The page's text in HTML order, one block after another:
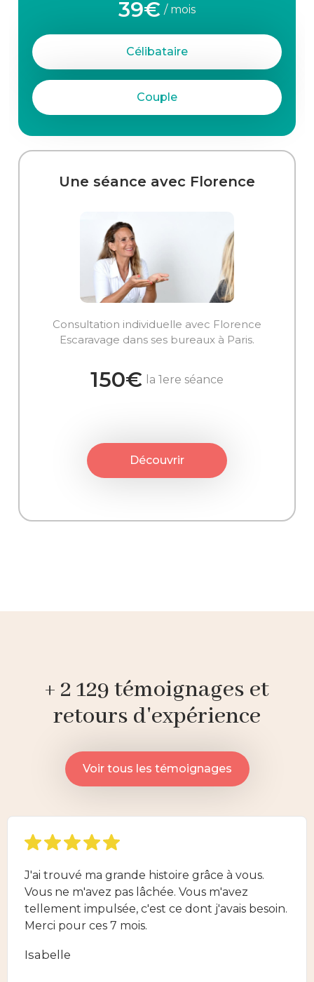
39€ / mois
Célibataire
Couple
Une séance avec Florence
Consultation individuelle avec Florence
Escaravage dans ses bureaux à Paris.
150€ la 1ere séance
Découvrir
+ 2 129 témoignages et
retours d'expérience
Voir tous les témoignages
J'ai trouvé ma grande histoire grâce à vous.
Vous ne m'avez pas lâchée. Vous m'avez
tellement impulsée, c'est ce dont j'avais besoin.
Merci pour ces 7 mois.
Isabelle